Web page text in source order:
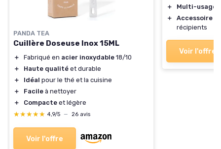
PANDA TEA
Cuillère Doseuse Inox 15ML
＋ Fabriqué en acier inoxydable 18/10
＋
Haute qualité et durable
＋
Idéal pour le thé et la cuisine
＋
Facile à nettoyer
＋
Compacte et légère
★★★★★
★★★★★ 4,9/5 — 26 avis
Voir l'offre
＋
Multi-usage
＋
Accessoire
récipients
Voir l'offre